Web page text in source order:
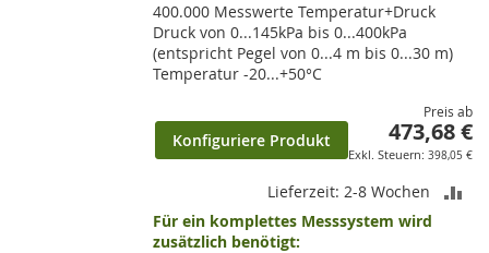
400.000 Messwerte Temperatur+Druck
Druck von 0...145kPa bis 0...400kPa
(entspricht Pegel von 0...4 m bis 0...30 m)
Temperatur -20...+50°C
Preis ab
473,68 €
398,05 €
Konfiguriere Produkt
Lieferzeit: 2-8 Wochen
Für ein komplettes Messsystem wird
zusätzlich benötigt: